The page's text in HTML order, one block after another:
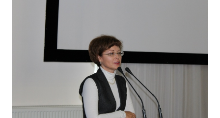
ИНСТИТУТ
Противодействие коррупции
В ПОМОЩЬ УЧИТЕЛЮ
Организация УВП